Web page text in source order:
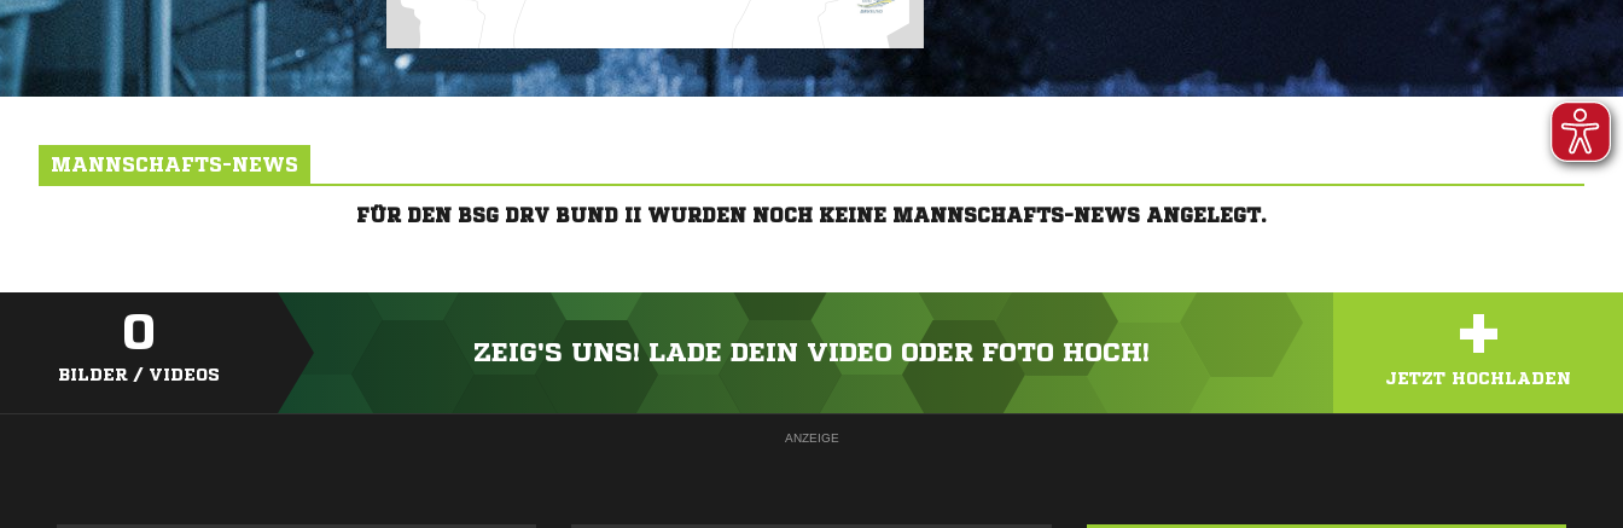
MANNSCHAFTS-NEWS
FÜR DEN BSG DRV BUND II WURDEN NOCH KEINE MANNSCHAFTS-NEWS ANGELEGT.
0
BILDER / VIDEOS
ZEIG'S UNS! LADE DEIN VIDEO ODER FOTO HOCH! +
JETZT HOCHLADEN
ANZEIGE